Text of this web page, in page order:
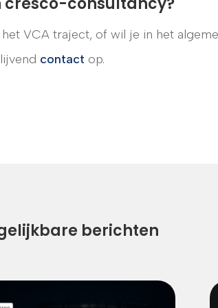
VCA traject, of wil je in het
contact op.
berichten